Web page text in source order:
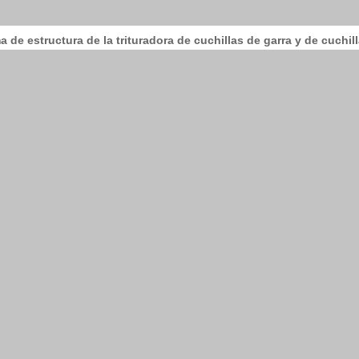
de estructura de la trituradora de cuchillas de garra y de